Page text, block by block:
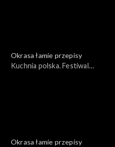
Okrasa łamie przepisy
Kuchnia polska. Festiwal
Okrasa łamie przepisy